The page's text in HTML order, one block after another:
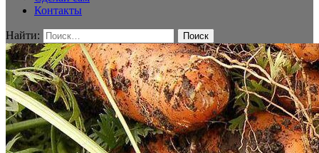
Контакты
Найти: